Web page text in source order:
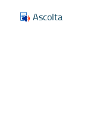
Ascolta